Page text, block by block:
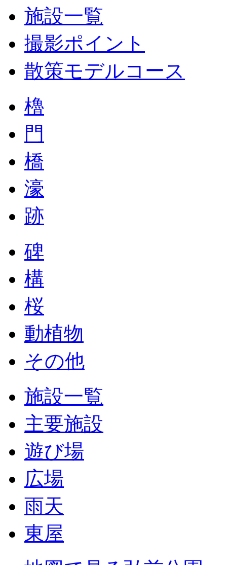
施設一覧
撮影ポイント
散策モデルコース
櫓
門
橋
濠
跡
碑
構
桜
動植物
その他
施設一覧
主要施設
遊び場
広場
雨天
東屋